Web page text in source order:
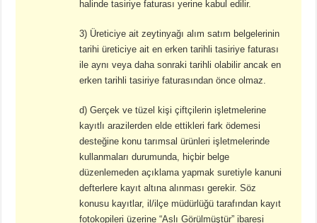
halinde tasiriye faturası yerine kabul edilir.
3) Üreticiye ait zeytinyağı alım satım belgelerinin
tarihi üreticiye ait en erken tarihli tasiriye faturası
ile aynı veya daha sonraki tarihli olabilir ancak en
erken tarihli tasiriye faturasından önce olmaz.
d) Gerçek ve tüzel kişi çiftçilerin işletmelerine
kayıtlı arazilerden elde ettikleri fark ödemesi
desteğine konu tarımsal ürünleri işletmelerinde
kullanmaları durumunda, hiçbir belge
düzenlemeden açıklama yapmak suretiyle kanuni
defterlere kayıt altına alınması gerekir. Söz
konusu kayıtlar, il/ilçe müdürlüğü tarafından kayıt
fotokopileri üzerine “Aslı Görülmüştür” ibaresi